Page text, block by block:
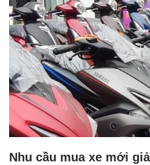
Nhu cầu mua xe mới